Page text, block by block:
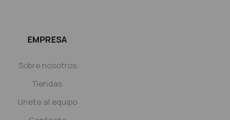
EMPRESA
Sobre nosotros
Tiendas
Unete al equipo